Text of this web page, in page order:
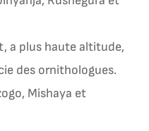
a plus haute altitude,
des ornithologues.
Mishaya et